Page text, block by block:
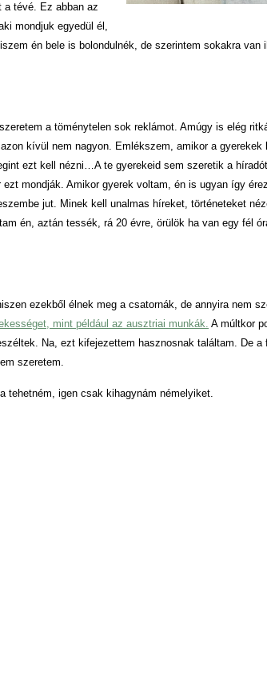
a tévé. Ez abban az
mondjuk egyedül él,
én bele is bolondulnék, de szerintem sokakra van
a töménytelen sok reklámot. Amúgy is elég
kívül nem nagyon. Emlékszem, amikor a gyerekek
ezt kell nézni…A te gyerekeid sem szeretik a
mondják. Amikor gyerek voltam, én is ugyan így
jut. Minek kell unalmas híreket, történeteket
én, aztán tessék, rá 20 évre, örülök ha van egy fél
ezekből élnek meg a csatornák, de annyira nem
mint például az ausztriai munkák. A múltkor
Na, ezt kifejezettem hasznosnak találtam. De a
szeretem.
tehetném, igen csak kihagynám némelyiket.